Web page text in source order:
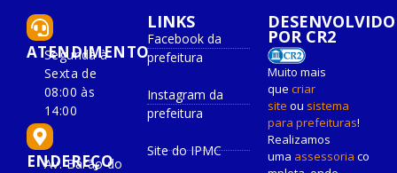
ATENDIMENTO
Segunda à
Sexta de
08:00 às
14:00
ENDEREÇO
Av. Barão do
LINKS
Facebook da
prefeitura
Instagram da
prefeitura
Site do IPMC
DESENVOLVIDO
POR CR2
Muito mais
que criar
site ou sistema
para prefeituras!
Realizamos
uma assessoria co